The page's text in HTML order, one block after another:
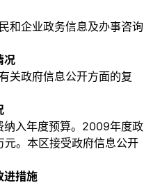
企业政务信息及办事咨询
况
政府信息公开方面的复
入年度预算。2009年度政
元。本区接受政府信息公开
进措施